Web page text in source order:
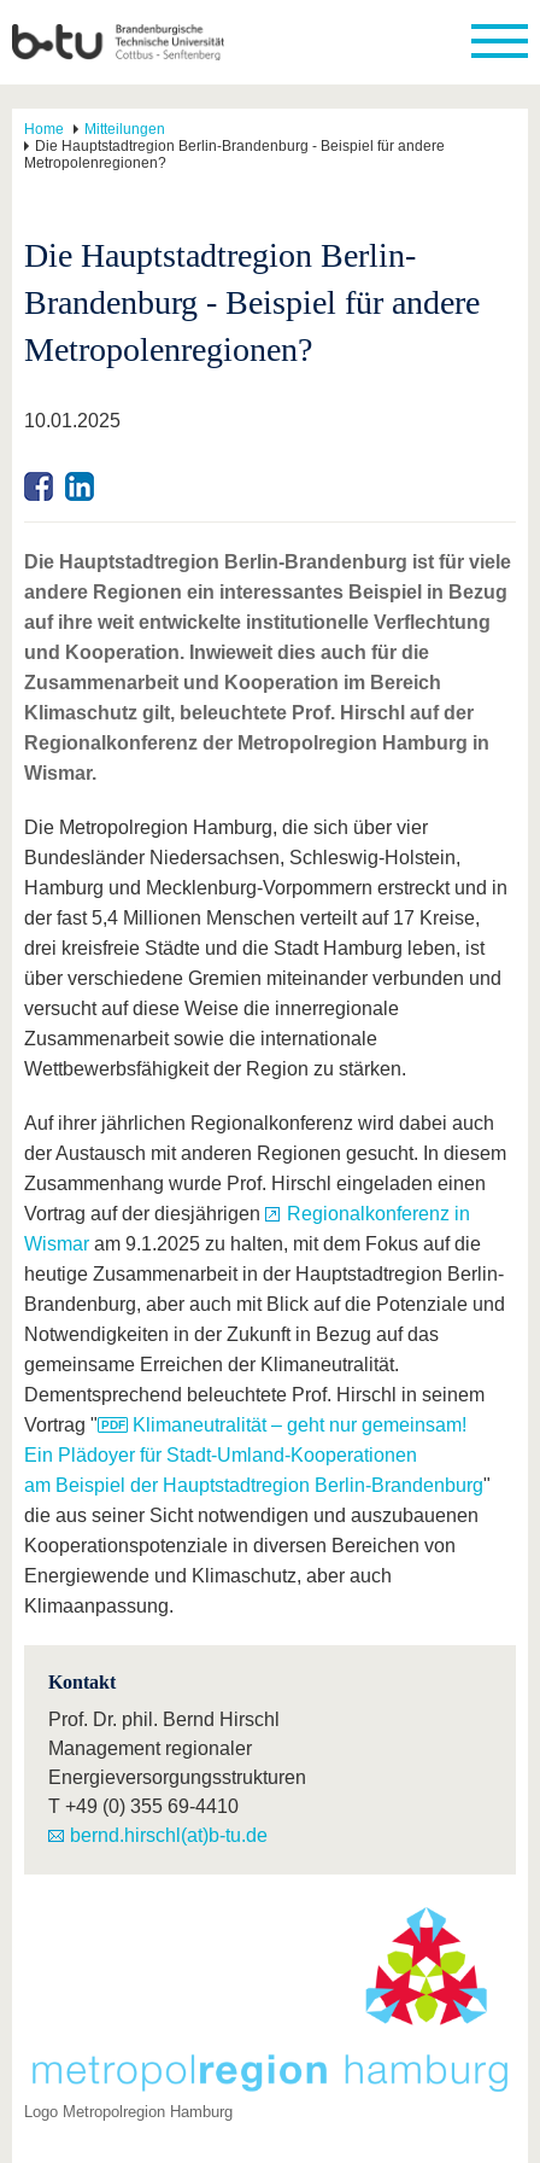
Home
Mitteilungen
Die Hauptstadtregion Berlin-Brandenburg - Beispiel für andere
Metropolenregionen?
Die Hauptstadtregion Berlin-
Brandenburg - Beispiel für andere
Metropolenregionen?
10.01.2025
Die Hauptstadtregion Berlin-Brandenburg ist für viele
andere Regionen ein interessantes Beispiel in Bezug
auf ihre weit entwickelte institutionelle Verflechtung
und Kooperation. Inwieweit dies auch für die
Zusammenarbeit und Kooperation im Bereich
Klimaschutz gilt, beleuchtete Prof. Hirschl auf der
Regionalkonferenz der Metropolregion Hamburg in
Wismar.
Die Metropolregion Hamburg, die sich über vier
Bundesländer Niedersachsen, Schleswig-Holstein,
Hamburg und Mecklenburg-Vorpommern erstreckt und in
der fast 5,4 Millionen Menschen verteilt auf 17 Kreise,
drei kreisfreie Städte und die Stadt Hamburg leben, ist
über verschiedene Gremien miteinander verbunden und
versucht auf diese Weise die innerregionale
Zusammenarbeit sowie die internationale
Wettbewerbsfähigkeit der Region zu stärken.
Auf ihrer jährlichen Regionalkonferenz wird dabei auch
der Austausch mit anderen Regionen gesucht. In diesem
Zusammenhang wurde Prof. Hirschl eingeladen einen
Vortrag auf der diesjährigen
Regionalkonferenz in
Wismar am 9.1.2025 zu halten, mit dem Fokus auf die
heutige Zusammenarbeit in der Hauptstadtregion Berlin-
Brandenburg, aber auch mit Blick auf die Potenziale und
Notwendigkeiten in der Zukunft in Bezug auf das
gemeinsame Erreichen der Klimaneutralität.
Dementsprechend beleuchtete Prof. Hirschl in seinem
Vortrag "
Klimaneutralität – geht nur gemeinsam!
Ein Plädoyer für Stadt-Umland-Kooperationen
am Beispiel der Hauptstadtregion Berlin-Brandenburg"
die aus seiner Sicht notwendigen und auszubauenen
Kooperationspotenziale in diversen Bereichen von
Energiewende und Klimaschutz, aber auch
Klimaanpassung.
Kontakt
Prof. Dr. phil. Bernd Hirschl
Management regionaler
Energieversorgungsstrukturen
T +49 (0) 355 69-4410
bernd.hirschl(at)b-tu.de
Logo Metropolregion Hamburg